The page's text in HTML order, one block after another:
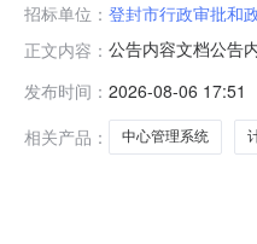
招标单位： 登封市行政审批和
正文内容： 公告内容文档公告
条件，现在郑州市
发布时间： 2026-08-06 17:51
相关产品：
中心管理系统